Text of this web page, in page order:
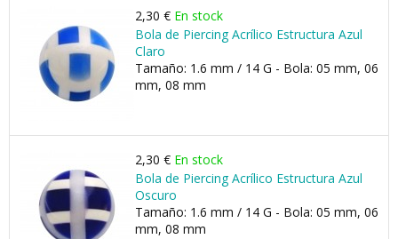
2,30 € En stock
Bola de Piercing Acrílico Estructura Azul
Claro
Tamaño: 1.6 mm / 14 G - Bola: 05 mm, 06
mm, 08 mm
2,30 € En stock
Bola de Piercing Acrílico Estructura Azul
Oscuro
Tamaño: 1.6 mm / 14 G - Bola: 05 mm, 06
mm, 08 mm